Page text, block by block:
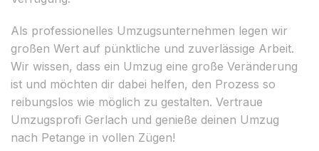
Als professionelles Umzugsunternehmen legen wir
großen Wert auf pünktliche und zuverlässige Arbeit.
Wir wissen, dass ein Umzug eine große Veränderung
ist und möchten dir dabei helfen, den Prozess so
reibungslos wie möglich zu gestalten. Vertraue
Umzugsprofi Gerlach und genieße deinen Umzug
nach Petange in vollen Zügen!